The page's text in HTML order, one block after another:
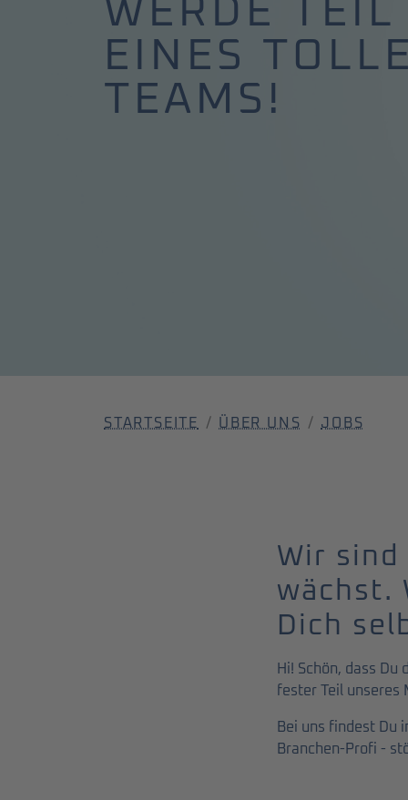
WERDE TEIL
EINES
TEAMS!
STARTSEITE ÜBER UNS JOBS
Wir
wächst.
Dich
Hi! Schön, dass
fester Teil unseres
Bei uns findest Du
Branchen-Profi -